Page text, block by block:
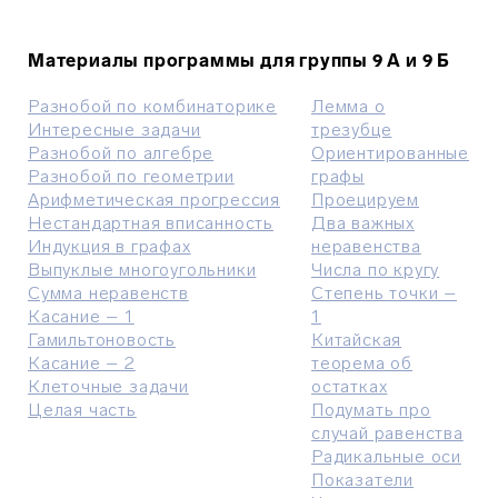
Материалы программы для группы 9 A и 9 Б
Разнобой по комбинаторике
Интересные задачи
Разнобой по алгебре
Разнобой по геометрии
Арифметическая прогрессия
Нестандартная вписанность
Индукция в графах
Выпуклые многоугольники
Сумма неравенств
Касаниe – 1
Гамильтоновость
Касание – 2
Клеточные задачи
Целая часть
Лемма о
трезубце
Ориентированные
графы
Проецируем
Два важных
неравенства
Числа по кругу
Степень точки –
1
Китайская
теорема об
остатках
Подумать про
случай равенства
Радикальные оси
Показатели